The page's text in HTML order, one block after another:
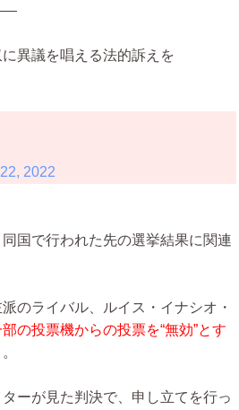
異議を唱える法的訴えを
2022
国で行われた先の選挙結果に関連
のライバル、ルイス・イナシオ・
の投票機からの投票を“無効”とす
ーが見た判決で、申し立てを行っ